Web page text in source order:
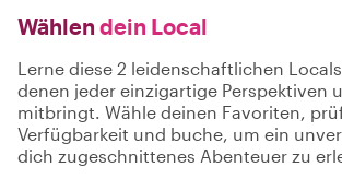
Wählen dein Local
Lerne diese 2 leidenschaftlichen
denen jeder einzigartige Perspektiven
mitbringt. Wähle deinen Favoriten,
Verfügbarkeit und buche, um ein
dich zugeschnittenes Abenteuer zu